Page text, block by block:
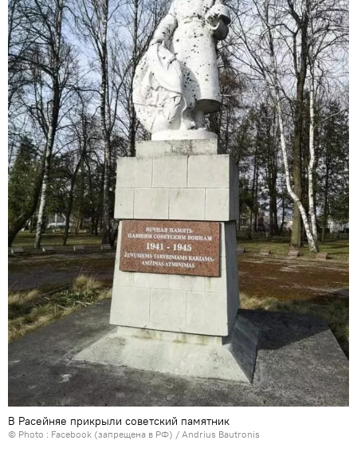
В Расейняе прикрыли советский памятник
© Photo : Facebook (запрещена в РФ) / Andrius Bautronis